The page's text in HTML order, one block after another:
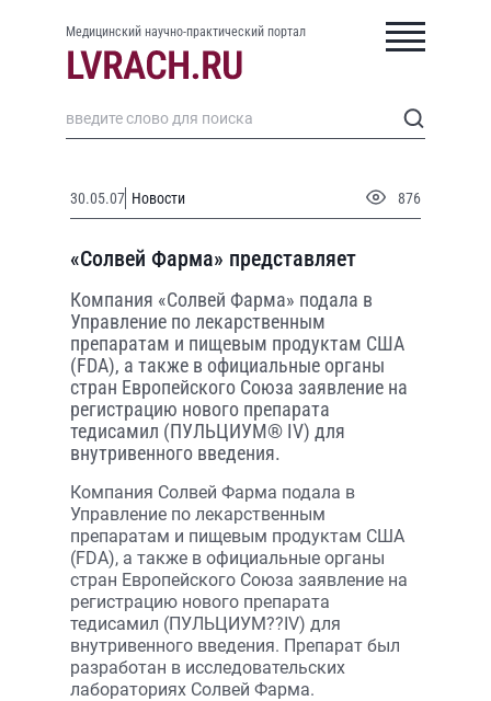
Медицинский научно-практический портал
30.05.07 Новости 876
«Солвей Фарма» представляет
Компания «Солвей Фарма» подала в
Управление по лекарственным
препаратам и пищевым продуктам США
(FDA), а также в официальные органы
стран Европейского Союза заявление на
регистрацию нового препарата
тедисамил (ПУЛЬЦИУМ® IV) для
внутривенного введения.
Компания Солвей Фарма подала в
Управление по лекарственным
препаратам и пищевым продуктам США
(FDA), а также в официальные органы
стран Европейского Союза заявление на
регистрацию нового препарата
тедисамил (ПУЛЬЦИУМ??IV) для
внутривенного введения. Препарат был
разработан в исследовательских
лабораториях Солвей Фарма.